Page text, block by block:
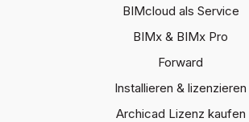
BIMcloud als Service
BIMx & BIMx Pro
Forward
Installieren & lizenzieren
Archicad Lizenz kaufen